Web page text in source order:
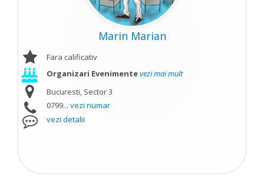
Marin Marian
Fara calificativ
Organizari Evenimentevezi mai mult
Bucuresti, Sector 3
0799... vezi numar
vezi detalii